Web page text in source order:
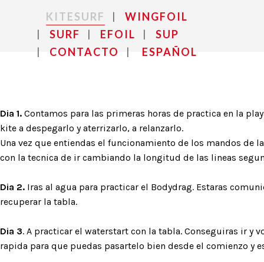
KITESURF
WINGFOIL
SURF
EFOIL
SUP
CONTACTO
ESPAÑOL
Dia 1. Contamos para las primeras horas de practica en la
kite a despegarlo y aterrizarlo, a relanzarlo.
Una vez que entiendas el funcionamiento de los mandos de
con la tecnica de ir cambiando la longitud de las lineas
Dia 2. Iras al agua para practicar el Bodydrag. Estaras
recuperar la tabla.
Dia 3. A practicar el waterstart con la tabla. Conseguiras ir y
rapida para que puedas pasartelo bien desde el comienzo y